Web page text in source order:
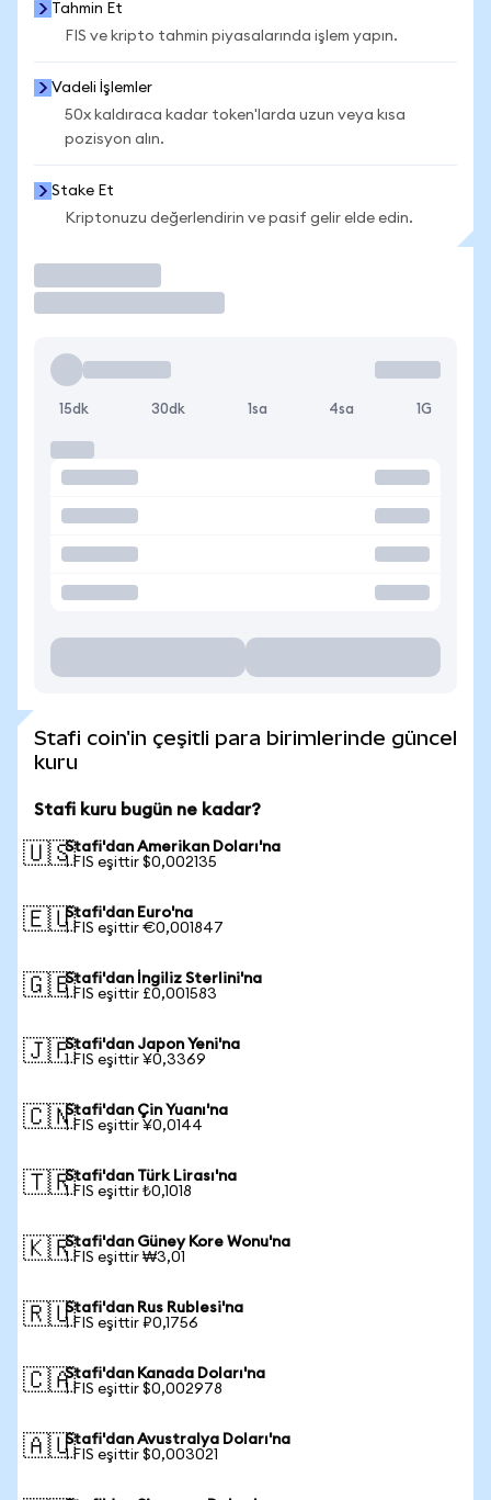
Tahmin Et
FIS ve kripto tahmin piyasalarında işlem yapın.
Vadeli İşlemler
50x kaldıraca kadar token'larda uzun veya kısa
pozisyon alın.
Stake Et
Kriptonuzu değerlendirin ve pasif gelir elde edin.
15dk 30dk 1sa 4sa 1G
Stafi coin'in çeşitli para birimlerinde güncel
kuru
Stafi kuru bugün ne kadar?
🇺🇸Stafi'dan Amerikan Doları'na
1 FIS eşittir $0,002135
🇪🇺Stafi'dan Euro'na
1 FIS eşittir €0,001847
🇬🇧Stafi'dan İngiliz Sterlini'na
1 FIS eşittir £0,001583
🇯🇵Stafi'dan Japon Yeni'na
1 FIS eşittir ¥0,3369
🇨🇳Stafi'dan Çin Yuanı'na
1 FIS eşittir ¥0,0144
🇹🇷Stafi'dan Türk Lirası'na
1 FIS eşittir ₺0,1018
🇰🇷Stafi'dan Güney Kore Wonu'na
1 FIS eşittir ₩3,01
🇷🇺Stafi'dan Rus Rublesi'na
1 FIS eşittir ₽0,1756
🇨🇦Stafi'dan Kanada Doları'na
1 FIS eşittir $0,002978
🇦🇺Stafi'dan Avustralya Doları'na
1 FIS eşittir $0,003021